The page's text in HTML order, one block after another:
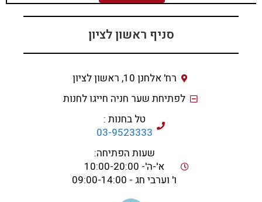
סניף ראשון לציון
רח' אלחנן 10, ראשון לציון
לפתיחת שער חניה חייגו לחנות
טל בחנות :
03-9523333
שעות הפתיחה:
א'-ה'- 10:00-20:00
ו' וערבי חג - 09:00-14:00